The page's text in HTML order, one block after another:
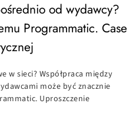
od wydawcy?
Programmatic. Case
w sieci? Współpraca między
może być znacznie
Uproszczenie